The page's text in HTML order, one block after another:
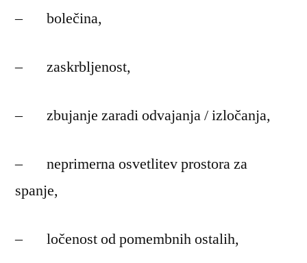
– bolečina,
– zaskrbljenost,
– zbujanje zaradi odvajanja / izločanja,
– neprimerna osvetlitev prostora za
spanje,
– ločenost od pomembnih ostalih,